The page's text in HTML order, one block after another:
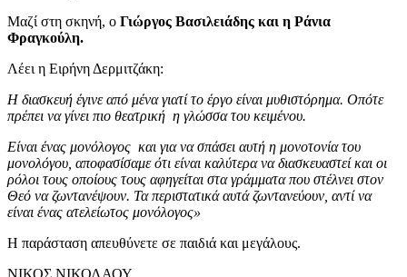
Μαζί στη σκηνή, ο Γιώργος Βασιλειάδης και η Ράνια
Φραγκούλη.
Λέει η Ειρήνη Δερμιτζάκη:
Η διασκευή έγινε από μένα γιατί το έργο είναι μυθιστόρημα. Οπότε
πρέπει να γίνει πιο θεατρική η γλώσσα του κειμένου.
Είναι ένας μονόλογος και για να σπάσει αυτή η μονοτονία του
μονολόγου, αποφασίσαμε ότι είναι καλύτερα να διασκευαστεί και οι
ρόλοι τους οποίους τους αφηγείται στα γράμματα που στέλνει στον
Θεό να ζωντανέψουν. Τα περιστατικά αυτά ζωντανεύουν, αντί να
είναι ένας ατελείωτος μονόλογος»
Η παράσταση απευθύνετε σε παιδιά και μεγάλους.
ΝΙΚΟΣ ΝΙΚΟΛΑΟΥ